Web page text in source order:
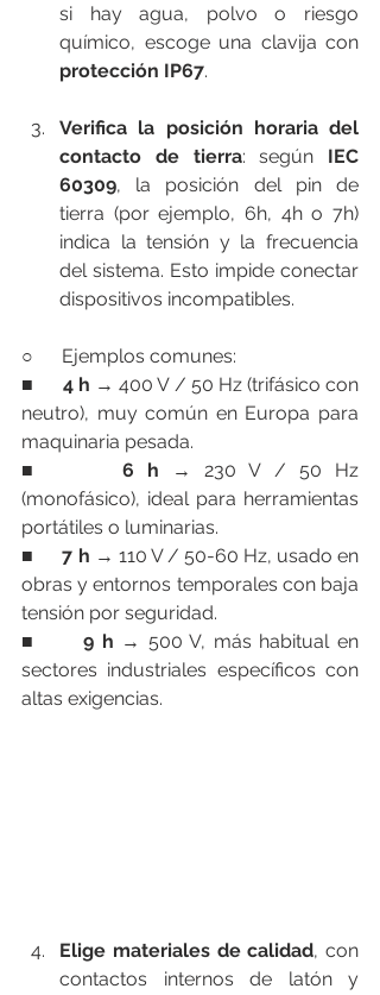
si hay agua, polvo o riesgo
protección IP67.
Verifica la posición horaria del
contacto de tierra: según IEC
60309, la posición del pin de
tierra (por ejemplo, 6h, 4h o 7h)
indica la tensión y la frecuencia
del sistema. Esto impide conectar
dispositivos incompatibles.
○      Ejemplos comunes:
■ 4 h → 400 V / 50 Hz (trifásico con
neutro), muy común en Europa para
maquinaria pesada.
■ 6 h → 230 V / 50 Hz
(monofásico), ideal para herramientas
portátiles o luminarias.
■ 7 h → 110 V / 50-60 Hz, usado en
obras y entornos temporales con baja
tensión por seguridad.
■ 9 h → 500 V, más habitual en
sectores industriales específicos con
altas exigencias.
Elige materiales de calidad, con
contactos internos de latón y